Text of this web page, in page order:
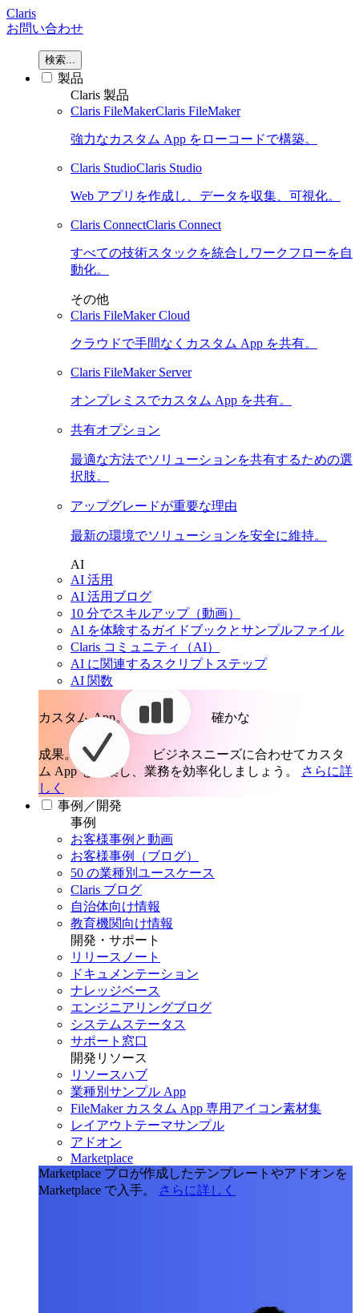
Claris
お問い合わせ
検索...
製品
Claris 製品
Claris FileMakerClaris FileMaker
強力なカスタム App をローコードで構築。
Claris StudioClaris Studio
Web アプリを作成し、データを収集、可視化。
Claris ConnectClaris Connect
すべての技術スタックを統合しワークフローを自
動化。
その他
Claris FileMaker Cloud
クラウドで手間なくカスタム App を共有。
Claris FileMaker Server
オンプレミスでカスタム App を共有。
共有オプション
最適な方法でソリューションを共有するための選
択肢。
アップグレードが重要な理由
最新の環境でソリューションを安全に維持。
AI
AI 活用
AI 活用ブログ
10 分でスキルアップ（動画）
AI を体験するガイドブックとサンプルファイル
Claris コミュニティ（AI）
AI に関連するスクリプトステップ
AI 関数
カスタム App。 確かな
成果。
ビジネスニーズに合わせてカスタ
ム App を構築し、業務を効率化しましょう。
さらに詳
しく
事例／開発
事例
お客様事例と動画
お客様事例（ブログ）
50 の業種別ユースケース
Claris ブログ
自治体向け情報
教育機関向け情報
開発・サポート
リリースノート
ドキュメンテーション
ナレッジベース
エンジニアリングブログ
システムステータス
サポート窓口
開発リソース
リソースハブ
業種別サンプル App
FileMaker カスタム App 専用アイコン素材集
レイアウトテーマサンプル
アドオン
Marketplace
Marketplace プロが作成したテンプレートやアドオンを
Marketplace で入手。
さらに詳しく